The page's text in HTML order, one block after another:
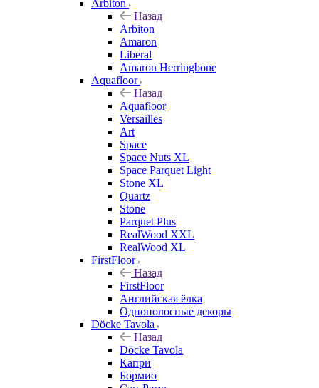
Arbiton
Назад
Arbiton
Amaron
Liberal
Amaron Herringbone
Aquafloor
Назад
Aquafloor
Versailles
Art
Space
Space Nuts XL
Space Parquet Light
Stone XL
Quartz
Stone
Parquet Plus
RealWood XXL
RealWood XL
FirstFloor
Назад
FirstFloor
Английская ёлка
Однополосные декоры
Döcke Tavola
Назад
Döcke Tavola
Капри
Бормио